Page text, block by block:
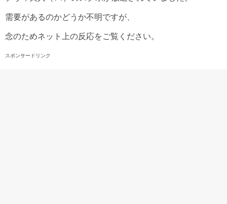
需要があるのかどうか不明ですが、
念のためネット上の反応をご覧ください。
スポンサードリンク